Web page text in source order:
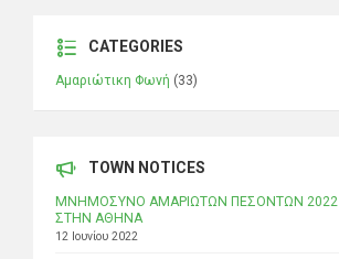
CATEGORIES
Αμαριώτικη Φωνή (33)
TOWN NOTICES
ΜΝΗΜΟΣΥΝΟ ΑΜΑΡΙΩΤΩΝ ΠΕΣΟΝΤΩΝ 2022
ΣΤΗΝ ΑΘΗΝΑ
12 Ιουνίου 2022